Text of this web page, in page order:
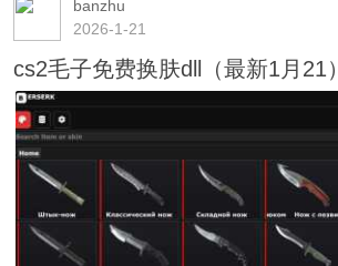
banzhu
2026-1-21
cs2毛子免费换肤dll（最新1月21）